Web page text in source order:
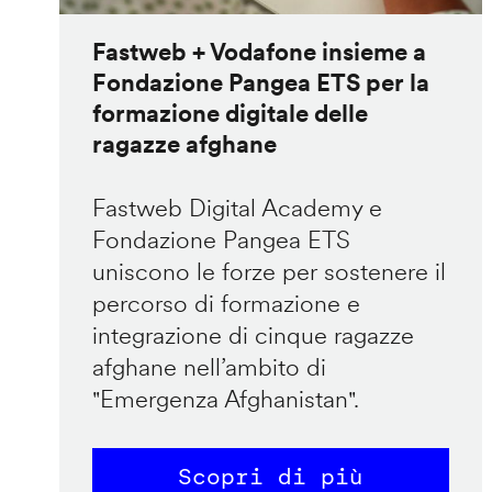
Fastweb + Vodafone insieme a
Fondazione Pangea ETS per la
formazione digitale delle
ragazze afghane
Fastweb Digital Academy e
Fondazione Pangea ETS
uniscono le forze per sostenere il
percorso di formazione e
integrazione di cinque ragazze
afghane nell’ambito di
"Emergenza Afghanistan".
Scopri di più